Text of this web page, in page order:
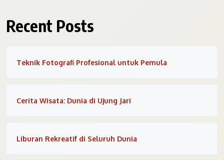
Recent Posts
Teknik Fotografi Profesional untuk Pemula
Cerita Wisata: Dunia di Ujung Jari
Liburan Rekreatif di Seluruh Dunia